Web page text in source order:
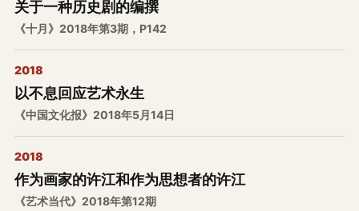
关于一种历史剧的编撰
《十月》2018年第3期，P142
2018
以不息回应艺术永生
《中国文化报》2018年5月14日
2018
作为画家的许江和作为思想者的许江
《艺术当代》2018年第12期